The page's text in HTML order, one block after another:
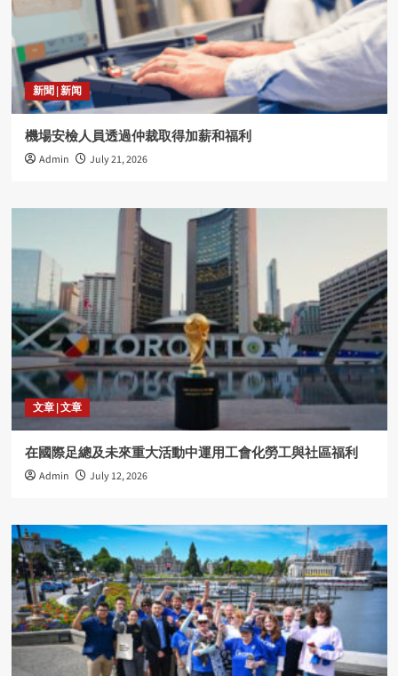
新聞 | 新闻
機場安檢人員透過仲裁取得加薪和福利
Admin July 21, 2026
文章 | 文章
在國際足總及未來重大活動中運用工會化勞工與社區福利
Admin July 12, 2026